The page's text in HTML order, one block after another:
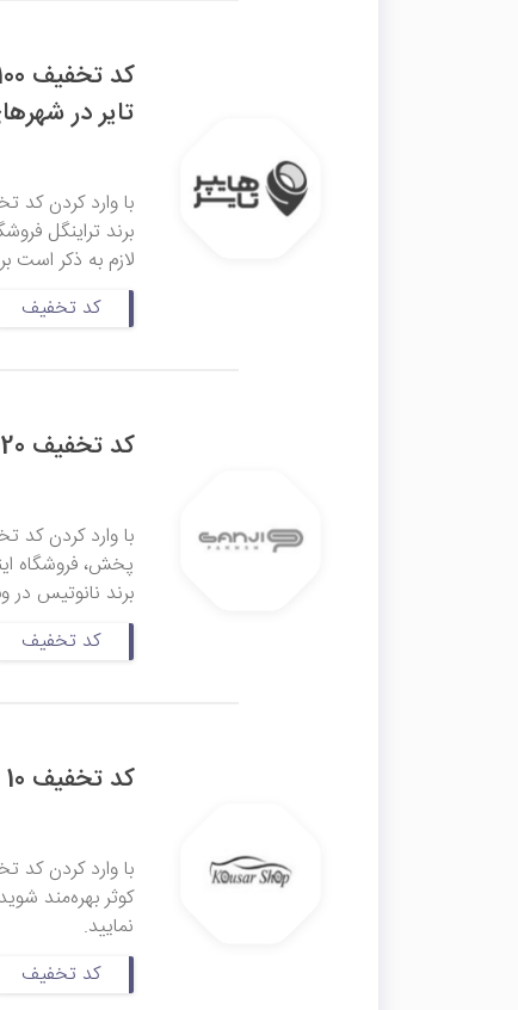
تایر در
برند تراینگل
لازم به ذکر است
کد تخفیف
کد تخفیف 20 درصدی محصولات برند نانوتیس گنجی پخش
پخش، فروشگاه
برند نانوتیس‌
کد تخفیف
کد تخفیف 10 درصدی اسپرت کوثر
کوثر بهره‌مند
نمایید.
کد تخفیف